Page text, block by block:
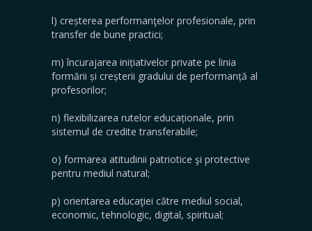
l) creșterea performanţelor profesionale, prin
transfer de bune practici;
m) încurajarea inițiativelor private pe linia
formării și creșterii gradului de performanță al
profesorilor;
n) flexibilizarea rutelor educaționale, prin
sistemul de credite transferabile;
o) formarea atitudinii patriotice şi protective
pentru mediul natural;
p) orientarea educaţiei către mediul social,
economic, tehnologic, digital, spiritual;